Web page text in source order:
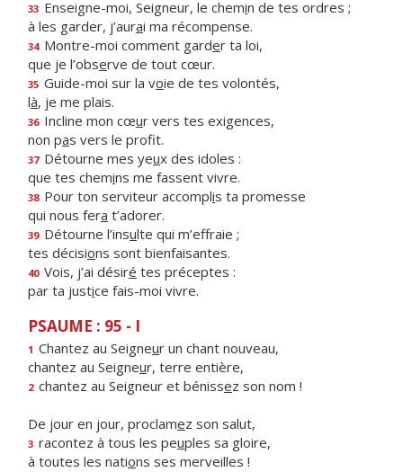
33 Enseigne-moi, Seigneur, le chemin de tes ordres ;
à les garder, j’aurai ma récompense.
34 Montre-moi comment garder ta loi,
que je l’observe de tout cœur.
35 Guide-moi sur la voie de tes volontés,
là, je me plais.
36 Incline mon cœur vers tes exigences,
non pas vers le profit.
37 Détourne mes yeux des idoles :
que tes chemins me fassent vivre.
38 Pour ton serviteur accomplis ta promesse
qui nous fera t’adorer.
39 Détourne l’insulte qui m’effraie ;
tes décisions sont bienfaisantes.
40 Vois, j’ai désiré tes préceptes :
par ta justice fais-moi vivre.
PSAUME : 95 - I
1 Chantez au Seigneur un chant nouveau,
chantez au Seigneur, terre entière,
2 chantez au Seigneur et bénissez son nom !
De jour en jour, proclamez son salut,
3 racontez à tous les peuples sa gloire,
à toutes les nations ses merveilles !